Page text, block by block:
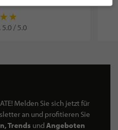
/ 5.0
Melden Sie sich jetzt für
an und profitieren Sie
Trends undAngeboten